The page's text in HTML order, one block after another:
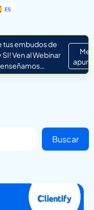
ES
tus embudos de
Ven al Webinar
Me
Buscar